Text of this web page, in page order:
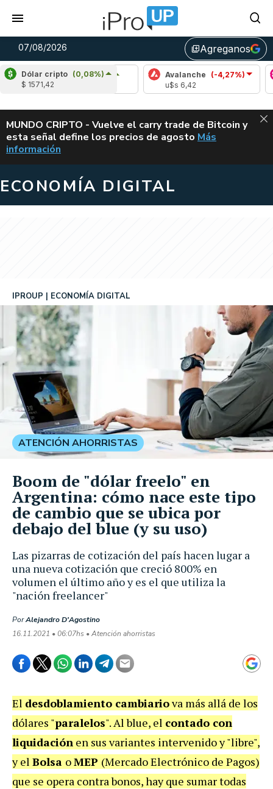
07/08/2026 library_addAgreganos
Dólar cripto (0,08%)
$ 1571,42
Cardano (6,67%)
u$s 0,20
Avalanche (-4,27%)
ALERTA
MUNDO CRIPTO - Vuelve el carry trade de Bitcoin y
esta señal define los precios de agosto VUELVE EL
Más
información
ECONOMÍA DIGITAL
Las pizarras de cotización del país hacen lugar a
una nueva cotización que creció 800% en
volumen el último año y es el que utiliza la
"nación freelancer"
IPROUP ECONOMÍA DIGITAL
PorAlejandro D'Agostino
16.11.2021 • 06:07hs • Atención ahorristas
ATENCIÓN AHORRISTAS
Boom de "dólar freelo" en
Argentina: cómo nace este tipo
de cambio que se ubica por
debajo del blue (y su uso)
El desdoblamiento cambiariova más allá de los
dólares "paralelos". Al blue, el contado con
liquidación en sus variantes intervenido y "libre",
y el Bolsa oMEP (Mercado Electrónico de Pagos)
que se opera contra bonos, hay que sumar todas